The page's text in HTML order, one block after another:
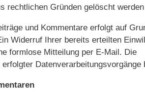
rechtlichen Gründen gelöscht
und Kommentare erfolgt auf
Widerruf Ihrer bereits erteilten
formlose Mitteilung per E-Mail. Die